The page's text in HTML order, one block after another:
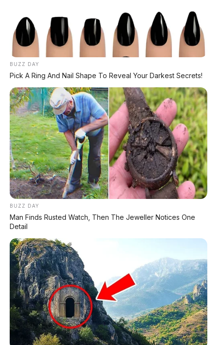
Di tengah panasnya polemik usulan
menteri, kisah Tiara Alincia Fitri adalah
jawaban paling elegan.Bukan dengan debat,
tapi dengan bukti nyata:seorang wanita
memegang kendali penuh di kabin depan
kereta, mengantarkan ribuan penumpang
dengan selamat setiap harinya.
Polemik tentang "siapa di depan" mungkin akan
BUZZ DAY
Pick A Ring And Nail Shape To Reveal Your Darkest Secrets!
BUZZ DAY
Man Finds Rusted Watch, Then The Jeweller Notices One
Detail